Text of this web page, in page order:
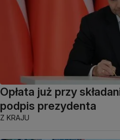
Opłata już przy
podpis prezydenta
Z KRAJU